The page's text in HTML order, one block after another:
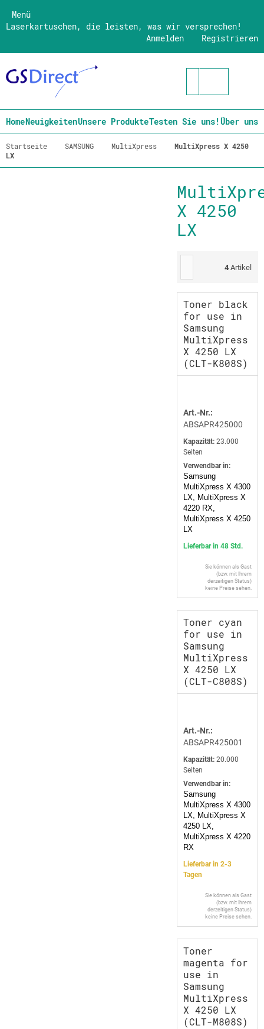
Menü
Laserkartuschen, die leisten, was wir versprechen!
Registrieren
Anmelden
HomeNeuigkeitenUnsere ProdukteTesten Sie uns!Über uns
Startseite SAMSUNG MultiXpress
MultiXpress X 4250
LX
X 4250
LX
4 Artikel
Toner black
for use in
Samsung
MultiXpress
X 4250 LX
(CLT-K808S)
Art.-Nr.:
ABSAPR425000
Kapazität: 23.000
Seiten
Verwendbar in:
Samsung
MultiXpress X 4300
LX, MultiXpress X
4220 RX,
MultiXpress X 4250
LX
Lieferbar in 48 Std.
Sie können als Gast
(bzw. mit Ihrem
derzeitigen Status)
keine Preise sehen.
Toner cyan
for use in
Samsung
MultiXpress
X 4250 LX
(CLT-C808S)
Art.-Nr.:
ABSAPR425001
Kapazität: 20.000
Seiten
Verwendbar in:
Samsung
MultiXpress X 4300
LX, MultiXpress X
4250 LX,
MultiXpress X 4220
RX
Lieferbar in 2-3
Tagen
Sie können als Gast
(bzw. mit Ihrem
derzeitigen Status)
keine Preise sehen.
Toner
magenta for
use in
Samsung
MultiXpress
X 4250 LX
(CLT-M808S)